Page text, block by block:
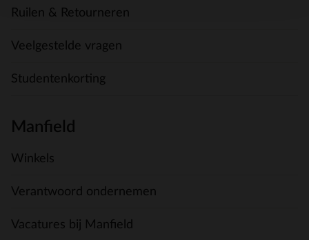
Ruilen & Retourneren
Veelgestelde vragen
Studentenkorting
Manfield
Winkels
Verantwoord ondernemen
Vacatures bij Manfield